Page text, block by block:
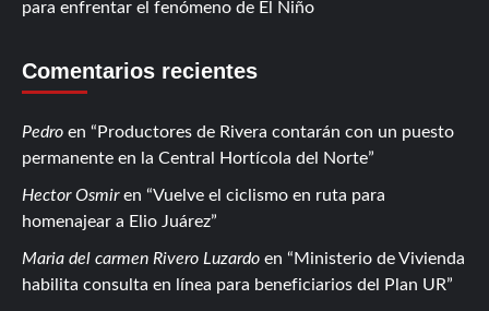
para enfrentar el fenómeno de El Niño
Comentarios recientes
Pedro en
Productores de Rivera contarán con un puesto
permanente en la Central Hortícola del Norte
Hector Osmiren
Vuelve el ciclismo en ruta para
homenajear a Elio Juárez
Maria del carmen Rivero Luzardo en
Ministerio de Vivienda
habilita consulta en línea para beneficiarios del Plan UR